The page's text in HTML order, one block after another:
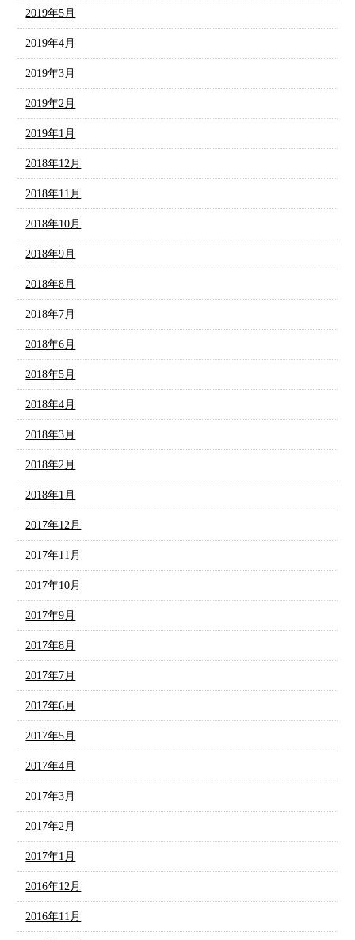
2019年5月
2019年4月
2019年3月
2019年2月
2019年1月
2018年12月
2018年11月
2018年10月
2018年9月
2018年8月
2018年7月
2018年6月
2018年5月
2018年4月
2018年3月
2018年2月
2018年1月
2017年12月
2017年11月
2017年10月
2017年9月
2017年8月
2017年7月
2017年6月
2017年5月
2017年4月
2017年3月
2017年2月
2017年1月
2016年12月
2016年11月